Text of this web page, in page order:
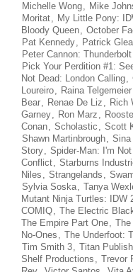
Michelle Wong, Mike
Moritat, My Little Pony:
Bloody Queen, October
Pat Kennedy, Patrick
Peter Cannon: Thunderbolt
Pick Your Perdition #1:
Not Dead: London Calling,
Loureiro, Raina Telgemeier
Bear, Renae De Liz , Rich
Garney, Ron Marz ,
Conan, Scholastic , Scott
Shawn Martinbrough, Sina
Story, Spider-Man: I'm Not
Conflict, Starburns
Niles , Strangelands ,
Sylvia Soska, Tanya
Mutant Ninja Turtles: IDW
COMIQ, The Electric
The Empire Part One,
No-Ones , The Underfoot:
Tim Smith 3, Titan
Shelf Productions , Trevor